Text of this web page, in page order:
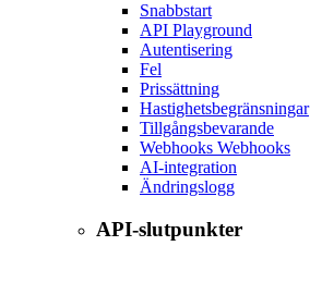
Snabbstart
API Playground
Autentisering
Fel
Prissättning
Hastighetsbegränsningar
Tillgångsbevarande
Webhooks Webhooks
AI-integration
Ändringslogg
API-slutpunkter